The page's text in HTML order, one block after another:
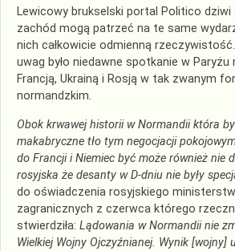
Lewicowy brukselski portal Politico dziwi
zachód mogą patrzeć na te same
nich całkowicie odmienną
uwag było niedawne spotkanie w Paryżu
Francją, Ukrainą i Rosją w tak zwanym
normandzkim.
Obok krwawej historii w Normandii która
makabryczne tło tym negocjacji pokojowy
do Francji i Niemiec być może również nie
rosyjska że desanty w D-dniu nie były
do oświadczenia rosyjskiego
zagranicznych z czerwca którego
stwierdziła: Lądowania w Normandii nie
Wielkiej Wojny Ojczyźnianej. Wynik [wojny]